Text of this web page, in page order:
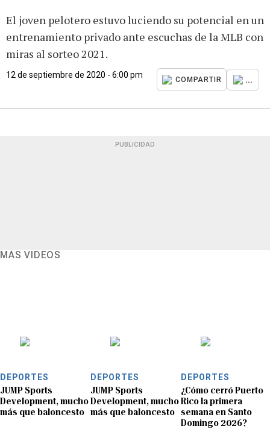
El joven pelotero estuvo luciendo su potencial en un
entrenamiento privado ante escuchas de la MLB con
miras al sorteo 2021.
12 de septiembre de 2020 - 6:00 pm
COMPARTIR ...
PUBLICIDAD
MÁS VIDEOS
DEPORTES
JUMP Sports
Development, mucho
más que baloncesto
DEPORTES
JUMP Sports
Development, mucho
más que baloncesto
DEPORTES
¿Cómo cerró Puerto
Rico la primera
semana en Santo
Domingo 2026?